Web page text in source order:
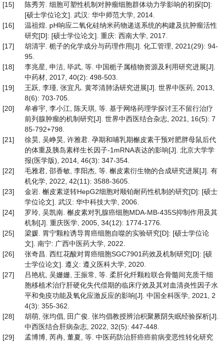
[15]
陈秀芳. 细胞可塑性机制对肿瘤细胞群体动力学影响的初探[D]:
[硕士学位论文]. 武汉: 华中师范大学, 2014.
[16]
温祖煌. pH响应二氧化硅纳米药物递送系统的构建及抗肿瘤活性
研究[D]: [硕士学位论文]. 重庆: 西南大学, 2017.
[17]
胡清宇. 栀子的化学成分与药理作用[J]. 化工管理, 2021(29): 94-
95.
[18]
李兆星, 申洁, 毕武, 等. 中国栀子属植物资源及利用研究进展[J].
中药材, 2017, 40(2): 498-503.
[19]
王跃, 李瑾, 张宜凡. 黄芩清肺汤研究进展[J]. 世界中医药, 2013,
8(6): 703-705.
[20]
牟睿宇, 李小江, 陈天琪, 等. 基于网络药理学探讨王不留行治疗
前列腺肿瘤的机制研究[J]. 世界中西医结合杂志, 2021, 16(5): 7
85-792+798.
[21]
徐昊, 吴峥昊, 许雅君. 孕期和哺乳期槲皮素干预对肥胖母鼠后代
的体重及胰岛素样生长因子-1mRNA表达的影响[J]. 北京大学学
报(医学版), 2014, 46(3): 347-354.
[22]
毛雅君, 邵香敏, 李阳杰, 等. 槲皮素衍生物的合成研究进展[J]. 有
机化学, 2022, 42(11): 3588-3605.
[23]
金岩. 槲皮素逆转HepG2细胞对顺铂耐药性机制的研究[D]: [硕士
学位论文]. 武汉: 华中科技大学, 2006.
[24]
罗玲, 吴凯南. 槲皮素对乳腺癌细胞MDA-MB-435S抑制作用及其
机制[J]. 重庆医学, 2005, 34(12): 1774-1776.
[25]
梁媛. 胃宁颗粒诱导胃癌细胞自噬的实验研究[D]: [硕士学位论
文]. 南宁: 广西中医药大学, 2022.
[26]
张奇昌. 西红花酸对胃癌细胞SGC7901药效及机制研究[D]: [硕
士学位论文]. 遵义: 遵义医科大学, 2020.
[27]
吕艳杭, 吴姗姗, 王振常, 等. 柔肝化纤颗粒联合骨髓间充质干细
胞移植术治疗肝硬化失代偿期的临床疗效及其对血清炎性因子水
平和免疫功能及氧化应激反应的影响[J]. 中国全科医学, 2021, 2
4(3): 355-362.
[28]
胡萌, 张均倡, 田广俊. 张均倡教授辨治积聚厥阴失眠经验探析[J].
中西医结合肝病杂志, 2022, 32(5): 447-448.
[29]
孟博博, 芮冉, 董夏, 等. 中医药防治肝癌癌前病变恶性转化研究